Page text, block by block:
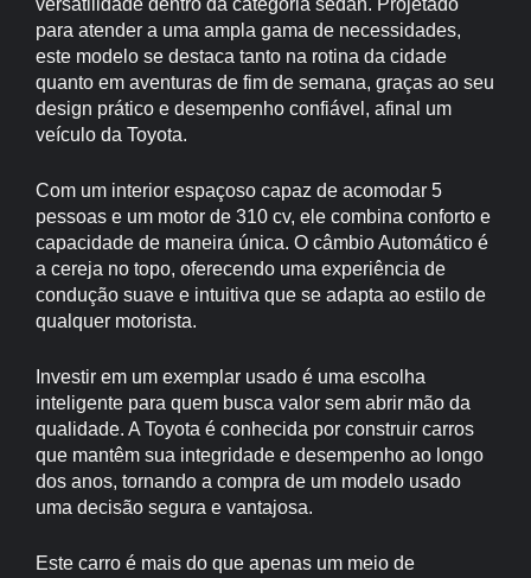
versatilidade dentro da categoria sedan. Projetado
para atender a uma ampla gama de necessidades,
este modelo se destaca tanto na rotina da cidade
quanto em aventuras de fim de semana, graças ao seu
design prático e desempenho confiável, afinal um
veículo da Toyota.
Com um interior espaçoso capaz de acomodar 5
pessoas e um motor de 310 cv, ele combina conforto e
capacidade de maneira única. O câmbio Automático é
a cereja no topo, oferecendo uma experiência de
condução suave e intuitiva que se adapta ao estilo de
qualquer motorista.
Investir em um exemplar usado é uma escolha
inteligente para quem busca valor sem abrir mão da
qualidade. A Toyota é conhecida por construir carros
que mantêm sua integridade e desempenho ao longo
dos anos, tornando a compra de um modelo usado
uma decisão segura e vantajosa.
Este carro é mais do que apenas um meio de